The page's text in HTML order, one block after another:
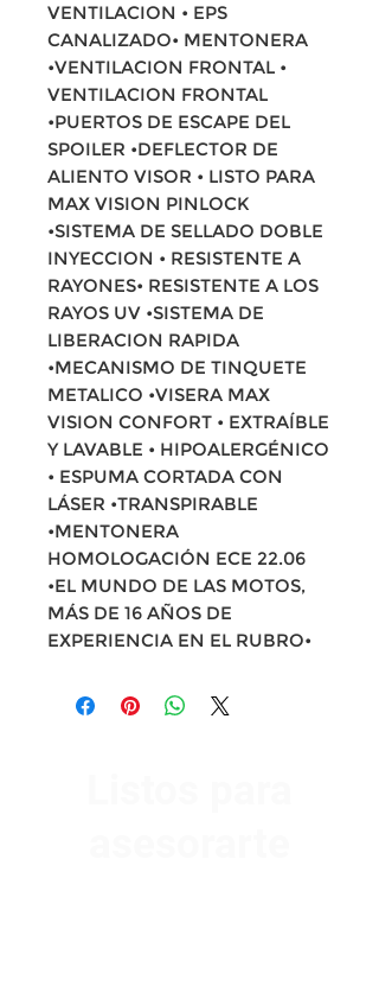
VENTILACION • EPS
CANALIZADO• MENTONERA
•VENTILACION FRONTAL •
VENTILACION FRONTAL
•PUERTOS DE ESCAPE DEL
SPOILER •DEFLECTOR DE
ALIENTO VISOR • LISTO PARA
MAX VISION PINLOCK
•SISTEMA DE SELLADO DOBLE
INYECCION • RESISTENTE A
RAYONES• RESISTENTE A LOS
RAYOS UV •SISTEMA DE
LIBERACION RAPIDA
•MECANISMO DE TINQUETE
METALICO •VISERA MAX
VISION CONFORT • EXTRAÍBLE
Y LAVABLE • HIPOALERGÉNICO
• ESPUMA CORTADA CON
LÁSER •TRANSPIRABLE
•MENTONERA
HOMOLOGACIÓN ECE 22.06
•EL MUNDO DE LAS MOTOS,
MÁS DE 16 AÑOS DE
EXPERIENCIA EN EL RUBRO•